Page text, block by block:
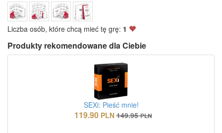
Liczba osób, które chcą mieć tę grę: 1
Produkty rekomendowane dla Ciebie
SEXi: Pieść mnie!
119.90 PLN 149.95 PLN